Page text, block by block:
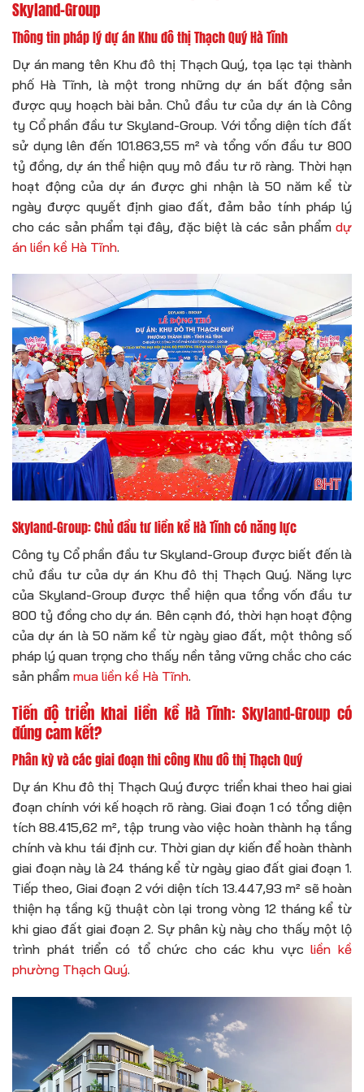
Skyland-Group
Thông tin pháp lý dự án Khu đô thị Thạch Quý Hà Tĩnh
Dự án mang tên Khu đô thị Thạch Quý, tọa lạc tại thành
phố Hà Tĩnh, là một trong những dự án bất động sản
được quy hoạch bài bản. Chủ đầu tư của dự án là Công
ty Cổ phần đầu tư Skyland-Group. Với tổng diện tích đất
sử dụng lên đến 101.863,55 m² và tổng vốn đầu tư 800
tỷ đồng, dự án thể hiện quy mô đầu tư rõ ràng. Thời hạn
hoạt động của dự án được ghi nhận là 50 năm kể từ
ngày được quyết định giao đất, đảm bảo tính pháp lý
cho các sản phẩm tại đây, đặc biệt là các sản phẩm dự
án liền kề Hà Tĩnh.
Skyland-Group: Chủ đầu tư liền kề Hà Tĩnh có năng lực
Công ty Cổ phần đầu tư Skyland-Group được biết đến là
chủ đầu tư của dự án Khu đô thị Thạch Quý. Năng lực
của Skyland-Group được thể hiện qua tổng vốn đầu tư
800 tỷ đồng cho dự án. Bên cạnh đó, thời hạn hoạt động
của dự án là 50 năm kể từ ngày giao đất, một thông số
pháp lý quan trọng cho thấy nền tảng vững chắc cho các
sản phẩm mua liền kề Hà Tĩnh.
Tiến độ triển khai liền kề Hà Tĩnh: Skyland-Group có
đúng cam kết?
Phân kỳ và các giai đoạn thi công Khu đô thị Thạch Quý
Dự án Khu đô thị Thạch Quý được triển khai theo hai giai
đoạn chính với kế hoạch rõ ràng. Giai đoạn 1 có tổng diện
tích 88.415,62 m², tập trung vào việc hoàn thành hạ tầng
chính và khu tái định cư. Thời gian dự kiến để hoàn thành
giai đoạn này là 24 tháng kể từ ngày giao đất giai đoạn 1.
Tiếp theo, Giai đoạn 2 với diện tích 13.447,93 m² sẽ hoàn
thiện hạ tầng kỹ thuật còn lại trong vòng 12 tháng kể từ
khi giao đất giai đoạn 2. Sự phân kỳ này cho thấy một lộ
trình phát triển có tổ chức cho các khu vựcliền kề
phường Thạch Quý.